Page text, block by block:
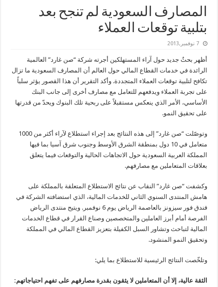
المصارف السعودية لم تنجح بعد
بتلبية توقعات العملاء
7 نوفمبر,2013
أظهر بحثٌ جديد حول آراء المستهلكين أجرته شركة “صن غارد” العالمية
الرائدة في خدمات القطاع المالي حول العالم أن المصارف السعودية ما تزال
تكافح لتلبية توقعات العملاء المتجددة. وأكد التقرير أن هذا القصور يؤثر سلباً
على تجربة العملاء ويدفعهم للتعامل مع مصارف أخرى إلى جانب البنك
الأساسي، الأمر الذي ينعكس مستقبلاً على ربحية تلك البنوك ويحدّ من قدرتها
على تحقيق النمو.
وتوصّلت “صن غارد” إلى هذه النتائج بعد إجراء استطلاع لآراء أكثر من 1000
متعامل في 10 دول بمنطقة الشرق الأوسط وجنوب شرق آسيا بما فيها
المملكة العربية السعودية حول الاتجاهات الحالية والتوقعات فيما يتعلق
بعلاقات المتعاملين مع مصارفهم.
وكشفت “صن غارد” النقاب عن نتائج الاستطلاع المتعلقة بالمملكة على
هامش المنتدى السنوي الثاني للخدمات المالية، الذي استضافته الشركة في
فندق فور سيزونز بالعاصمة الرياض يوم 6 نوفمبر. ويتيح منتدى الرياض
الفرصة أمام أبرز العاملين والمتخصصين وصناع القرار في قطاع الخدمات
المالية لتباحث وتشاور السبل الكفيلة بتعزيز القطاع المالي في المملكة
وتحقيق النمو المنشود.
وتلخّصت النتائج الرئيسية للاستطلاع بما يلي:
الثقة عالية، إلا أن المتعاملين لا يثقون بقدرة مصارفهم على تفهم احتياجاتهم: